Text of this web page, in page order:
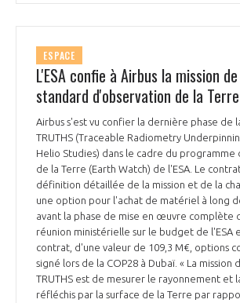
ESPACE
L'ESA confie à Airbus la mission
standard d'observation de la Terre
Airbus s'est vu confier la dernière phase de
TRUTHS (Traceable Radiometry
Helio Studies) dans le cadre du programme
de la Terre (Earth Watch) de l'ESA. Le
définition détaillée de la mission et de la
une option pour l'achat de matériel à long
avant la phase de mise en œuvre complète
réunion ministérielle sur le budget de l'ESA
contrat, d'une valeur de 109,3 M€, options
signé lors de la COP28 à Dubaï. « La mission
TRUTHS est de mesurer le rayonnement et
réfléchis par la surface de la Terre par